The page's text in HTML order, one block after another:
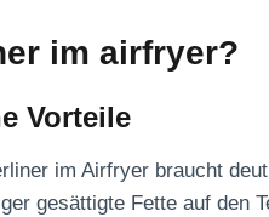
im airfryer?
Vorteile
im Airfryer braucht
gesättigte Fette auf den